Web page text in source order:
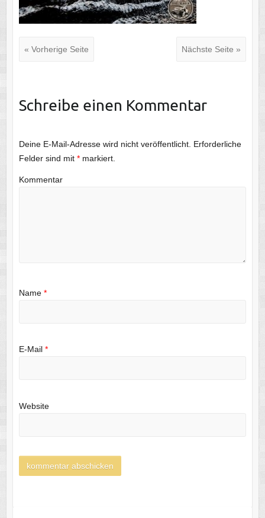
« Vorherige Seite Nächste Seite »
Schreibe einen Kommentar
Deine E-Mail-Adresse wird nicht veröffentlicht. Erforderliche
Felder sind mit *markiert.
Kommentar
Name *
E-Mail *
Website